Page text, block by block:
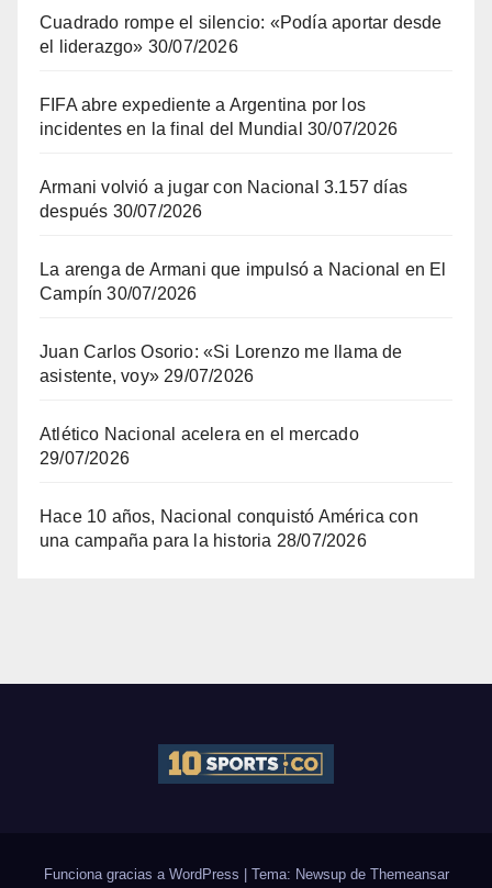
Cuadrado rompe el silencio: «Podía aportar desde
el liderazgo» 30/07/2026
FIFA abre expediente a Argentina por los
incidentes en la final del Mundial 30/07/2026
Armani volvió a jugar con Nacional 3.157 días
después 30/07/2026
La arenga de Armani que impulsó a Nacional en El
Campín 30/07/2026
Juan Carlos Osorio: «Si Lorenzo me llama de
asistente, voy» 29/07/2026
Atlético Nacional acelera en el mercado
29/07/2026
Hace 10 años, Nacional conquistó América con
una campaña para la historia 28/07/2026
Funciona gracias a WordPress Tema: Newsup de Themeansar